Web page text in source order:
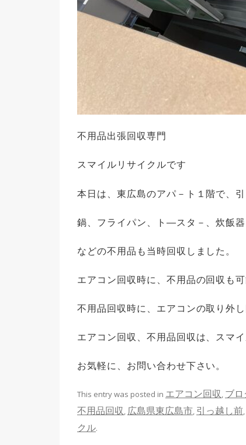
不用品出張回収専門
スマイルリサイクルです
本日は、東広島のアパ－ト１階で、
鍋、フライパン、ト―スタ－、炊飯器
などの不用品も当時回収しました。
エアコン回収時に、不用品の回収も
不用品回収時に、エアコンの取り外
エアコン回収、不用品回収は、スマ
お気軽に、お問い合わせ下さい。
This entry was posted in エアコン回収 ブ
不用品回収 広島県東広島市 引っ越し前
クル.